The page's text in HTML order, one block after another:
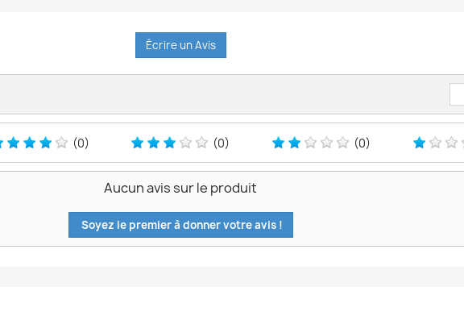
Écrire un Avis
(0) (0) (0)
Aucun avis sur le produit
Soyez le premier à donner votre avis !